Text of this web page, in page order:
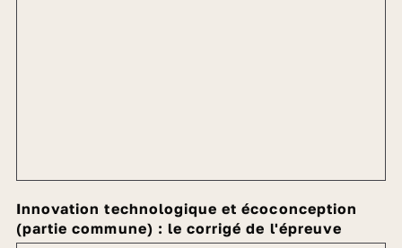
Innovation technologique et écoconception
(partie commune) : le corrigé de l'épreuve